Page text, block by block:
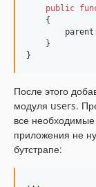
public
    {
parent
    }
}
После этого
модуля users.
все
приложения не
бутстрапе:
. . .